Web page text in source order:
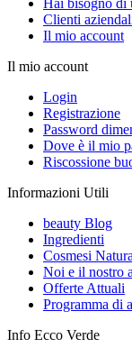
Hai bisogno di
Clienti
Il mio account
Il mio account
Login
Registrazione
Password
Dove è il mio
Riscossione
Informazioni Utili
beauty Blog
Ingredienti
Cosmesi
Noi e il nostro
Offerte Attuali
Programma di
Info Ecco Verde